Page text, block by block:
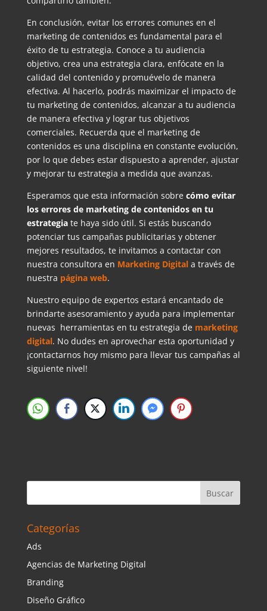
En conclusión, evitar los errores comunes en el
marketing de contenidos es fundamental para el
éxito de tu estrategia. Conoce a tu audiencia
objetivo, crea una estrategia clara, enfócate en la
calidad del contenido y promuévelo de manera
efectiva. Al hacerlo, podrás maximizar el impacto de
tu marketing de contenidos, alcanzar a tu audiencia
de manera efectiva y lograr tus objetivos
comerciales. Recuerda que el marketing de
contenidos es una disciplina en constante evolución,
por lo que debes estar dispuesto a aprender, ajustar
y mejorar tu estrategia a medida que avanzas.
Esperamos que esta información sobre cómo evitar
los errores de marketing de contenidos en tu
estrategia te haya sido útil. Si estás buscando
potenciar tus campañas publicitarias y obtener
mejores resultados, te invitamos a contactar con
nuestra consultora en Marketing Digitala través de
nuestra página web.
Nuestro equipo de expertos estará encantado de
brindarte asesoramiento y ayuda para implementar
nuevas herramientas en tu estrategia de marketing
digital. No dudes en aprovechar esta oportunidad y
¡contactarnos hoy mismo para llevar tus campañas al
siguiente nivel!
Categorías
Ads
Agencias de Marketing Digital
Branding
Diseño Gráfico